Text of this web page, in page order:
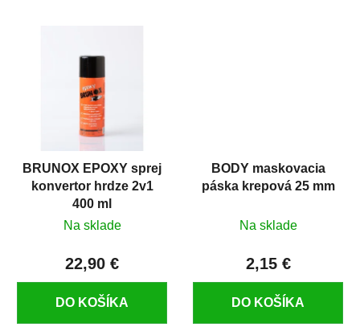
BRUNOX EPOXY sprej
konvertor hrdze 2v1
400 ml
Na sklade
22,90 €
DO KOŠÍKA
BODY maskovacia
páska krepová 25 mm
Na sklade
2,15 €
DO KOŠÍKA